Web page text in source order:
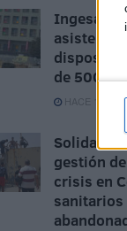
Ingesa
de 500
HACE 1
gestión
crisis en
sanitarios